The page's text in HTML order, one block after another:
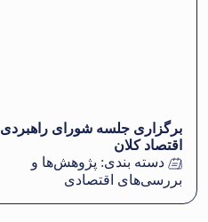
برگزاری جلسه شورای راهبردی
اقتصاد کلان
دسته بندی: پژوهش‌ها و
بررسی‌های اقتصادی